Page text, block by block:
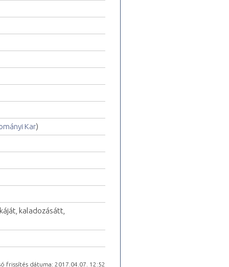
Kar)
kaladozásátt,
frissítés dátuma: 2017.04.07. 12:52